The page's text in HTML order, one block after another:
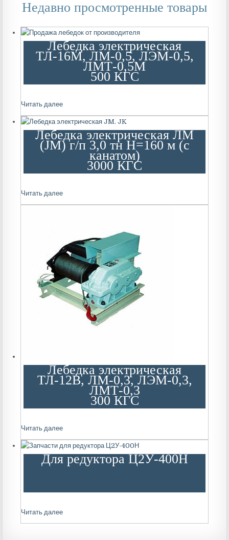
Недавно просмотренные товары
Лебедка электрическая
ТЛ-16М, ЛМ-0,5, ЛЭМ-0,5,
ЛМТ-0,5М
500 КГС
Читать далее
Лебедка электрическая ЛМ
(JM) г/п 3,0 тн Н=160 м (с
канатом)
3000 КГС
Читать далее
Лебедка электрическая
ТЛ-12В, ЛМ-0,3, ЛЭМ-0,3,
ЛМТ-0,3
300 КГС
Читать далее
Для редуктора Ц2У-400Н
Читать далее